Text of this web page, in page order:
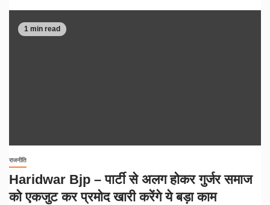
1 min read
राजनीति
Haridwar Bjp – पार्टी से अलग होकर गुर्जर समाज
को एकजुट कर प्रमोद खारी करेंगे ये बड़ा काम